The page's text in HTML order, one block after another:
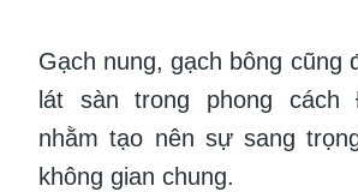
Gạch nung, gạch bông cũng
lát sàn trong phong cách
nhằm tạo nên sự sang
không gian chung.